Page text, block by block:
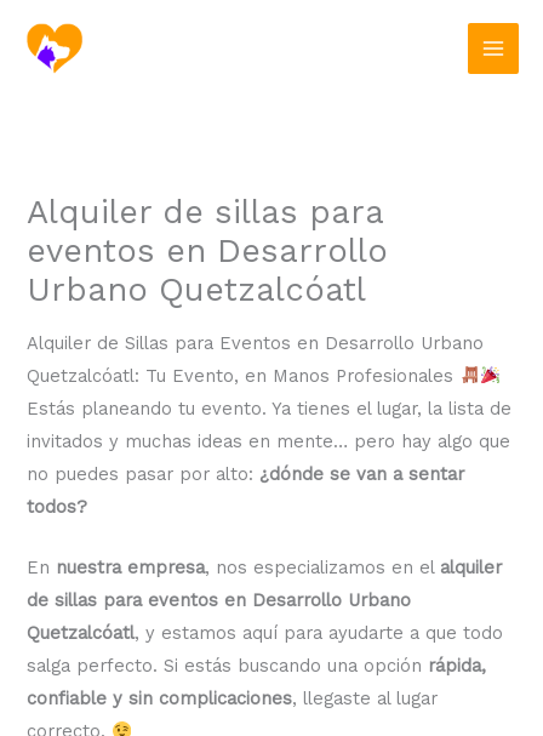
contenido
Alquiler de sillas para
eventos en Desarrollo
Urbano Quetzalcóatl
Alquiler de Sillas para Eventos en Desarrollo Urbano
Quetzalcóatl: Tu Evento, en Manos Profesionales
Estás planeando tu evento. Ya tienes el lugar, la lista de
invitados y muchas ideas en mente… pero hay algo que
no puedes pasar por alto: ¿dónde se van a sentar
todos?
En nuestra empresa, nos especializamos en el alquiler
de sillas para eventos en Desarrollo Urbano
Quetzalcóatl, y estamos aquí para ayudarte a que todo
salga perfecto. Si estás buscando una opción rápida,
confiable y sin complicaciones, llegaste al lugar
correcto.